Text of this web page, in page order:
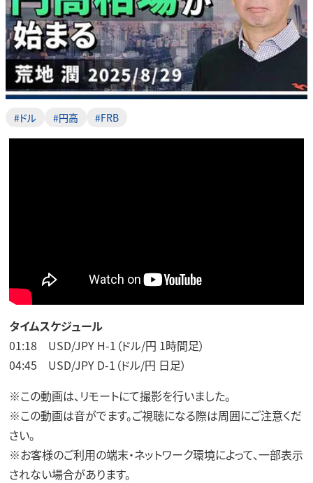
#ドル #円高 #FRB
タイムスケジュール
01:18 USD/JPY H-1（ドル/円 1時間足）
04:45 USD/JPY D-1（ドル/円 日足）
※この動画は、リモートにて撮影を行いました。
※この動画は音がでます。ご視聴になる際は周囲にご注意くだ
さい。
※お客様のご利用の端末・ネットワーク環境によって、一部表示
されない場合があります。